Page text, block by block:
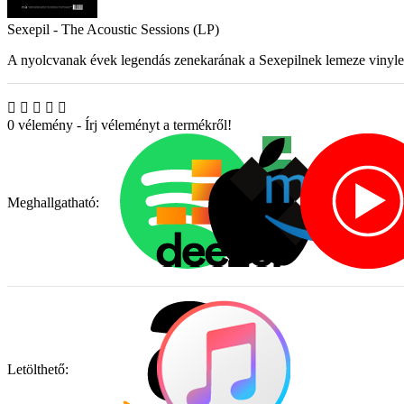
Sexepil - The Acoustic Sessions (LP)
A nyolcvanak évek legendás zenekarának a Sexepilnek lemeze
0 vélemény - Írj véleményt a termékről!
Meghallgatható:
Letölthető: